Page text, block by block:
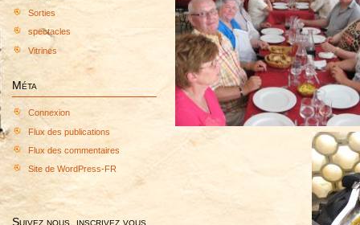
Sorties
spectacles
Vitrines
Méta
Connexion
Flux des publications
Flux des commentaires
Site de WordPress-FR
Suivez nous, inscrivez vous